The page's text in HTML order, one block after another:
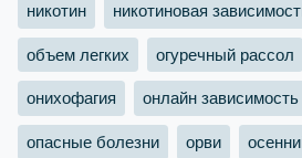
никотин никотиновая
объем легких огуречный рассол
онихофагия онлайн зависимость
опасные болезни орви